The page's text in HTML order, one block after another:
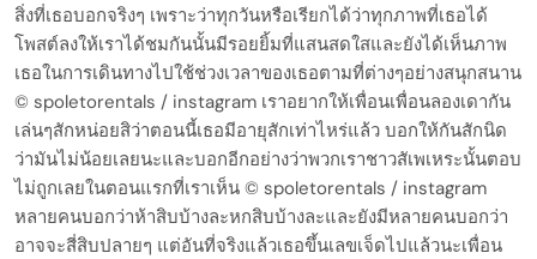
สิ่งที่เธอบอกจริงๆ เพราะว่าทุกวันหรือเรียกได้ว่าทุกภาพที่เธอได้
โพสต์ลงให้เราได้ชมกันนั้นมีรอยยิ้มที่แสนสดใสและยังได้เห็นภาพ
เธอในการเดินทางไปใช้ช่วงเวลาของเธอตามที่ต่างๆอย่างสนุกสนาน
© spoletorentals / instagram เราอยากให้เพื่อนเพื่อนลองเดากัน
เล่นๆสักหน่อยสิว่าตอนนี้เธอมีอายุสักเท่าไหร่แล้ว บอกให้กันสักนิด
ว่ามันไม่น้อยเลยนะและบอกอีกอย่างว่าพวกเราชาวสัเพเหระนั้นตอบ
ไม่ถูกเลยในตอนแรกที่เราเห็น © spoletorentals / instagram
หลายคนบอกว่าห้าสิบบ้างละหกสิบบ้างละและยังมีหลายคนบอกว่า
อาจจะสี่สิบปลายๆ แต่อันที่จริงแล้วเธอขึ้นเลขเจ็ดไปแล้วนะเพื่อน